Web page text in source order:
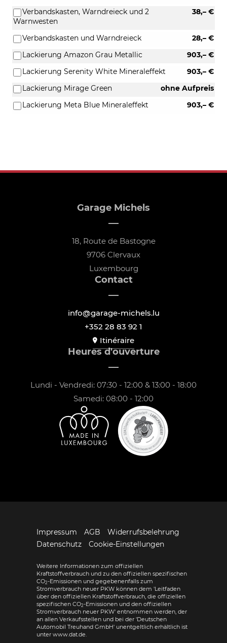
38,– €
Verbandskasten, Warndreieck und 2
Warnwesten
28,– €
Verbandskasten und Warndreieck
903,– €
Lackierung Amazon Grau Metallic
903,– €
Lackierung Serenity White Mineraleffekt
ohne Aufpreis
Lackierung Mirage Green
903,– €
Lackierung Meta Blue Mineraleffekt
Garage Michels
18, Route de Bastogne
9706 Clervaux
Luxembourg
Contact
info@garage-michels.lu
+352 28 83 92 1
Itinéraire
Heures d'ouverture
Lundi - Vendredi: 07:30 - 12:00 & 13:00 - 18:00
Samedi: 08:00 - 12:00
Impressum AGB
Widerrufsbelehrung
Datenschutz
Cookie-Einstellungen
Weitere Informationen zum offiziellen
Kraftstoffverbrauch und zu den offiziellen spezifischen
CO2-Emissionen und gegebenenfalls zum
Stromverbrauch neuer PKW können dem 'Leitfaden
über den offiziellen Kraftstoffverbrauch, die offiziellen
spezifischen CO2-Emissionen und den offiziellen
Stromverbrauch neuer PKW' entnommen werden, der
an allen Verkaufsstellen und bei der 'Deutschen
Automobil Treuhand GmbH' unentgeltlich erhältlich ist
unter www.dat.de.